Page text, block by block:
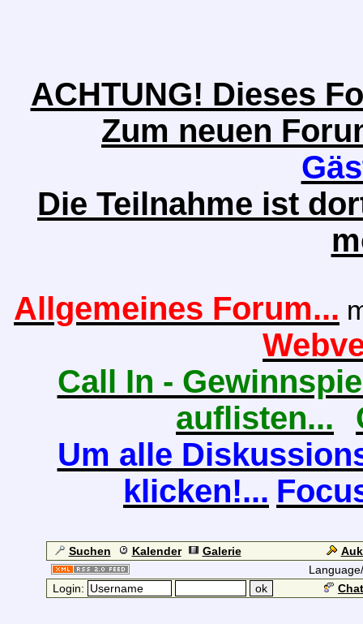
ACHTUNG! Dieses
Zum neuen
Die Teilnahme ist
Allgemeines Forum...
Call In -
auflisten...
Um alle
klicken!...
Suchen Kalender Galerie
Login: